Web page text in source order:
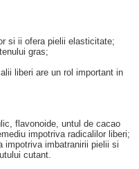
si ii ofera pielii elasticitate;
gras;
liberi are un rol important in
flavonoide, untul de cacao
impotriva radicalilor liberi;
impotriva imbatranirii pielii si
cutant.